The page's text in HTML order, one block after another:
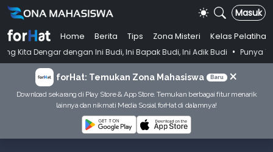
Masuk
Home Berita Tips Zona Misteri
Kelas Pelatihan
dengan Ini Budi, Ini Bapak Budi, Ini Adik Budi • Punya Tujuan
forHat: Temukan Zona Mahasiswa Baru ×
Download sekarang di Play Store & App Store. Temukan berbagai fitur menarik
lainnya dan nikmati Media Sosial forHat di dalamnya!